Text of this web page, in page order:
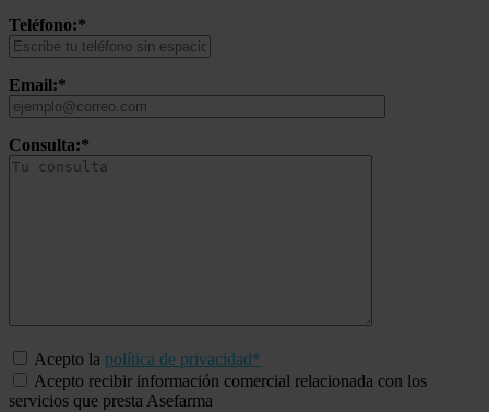
Teléfono:*
Email:*
Consulta:*
Acepto la política de privacidad*
Acepto recibir información comercial relacionada con los
servicios que presta Asefarma